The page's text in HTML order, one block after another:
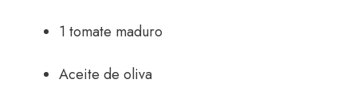
1 tomate maduro
Aceite de oliva